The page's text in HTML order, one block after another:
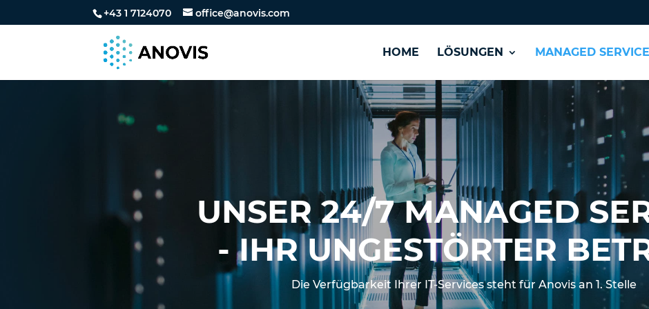
+43 1 7124070 office@anovis.com
HOME LÖSUNGEN MANAGED
UNSER 24/7 MANAGED
- IHR UNGESTÖRTER
Die Verfügbarkeit Ihrer IT-Services steht für Anovis an 1. Stelle